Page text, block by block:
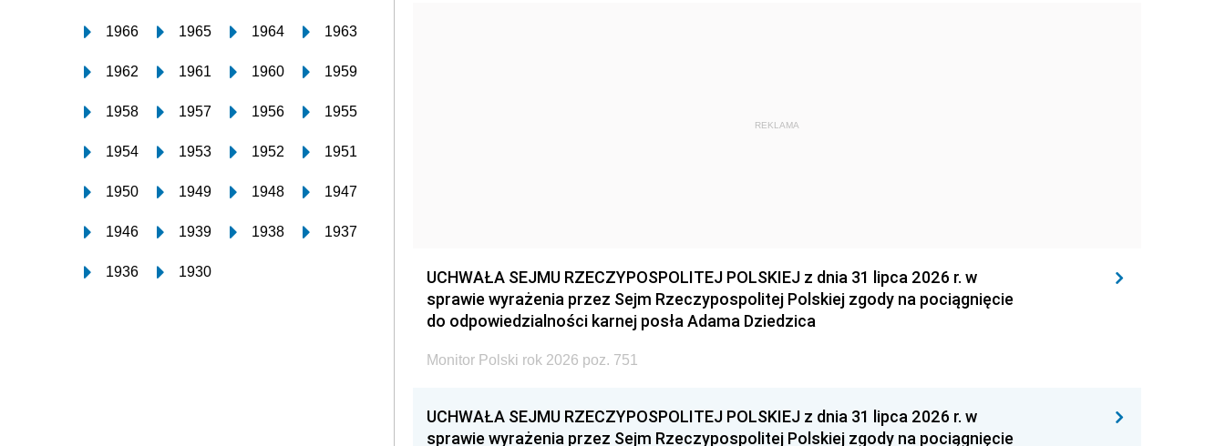
1966 1965 1964 1963
1962 1961 1960 1959
1958 1957 1956 1955
1954 1953 1952 1951
1950 1949 1948 1947
1946 1939 1938 1937
1936 1930
REKLAMA
UCHWAŁA SEJMU RZECZYPOSPOLITEJ POLSKIEJ z dnia 31 lipca 2026 r. w
sprawie wyrażenia przez Sejm Rzeczypospolitej Polskiej zgody na pociągnięcie
do odpowiedzialności karnej posła Adama Dziedzica
Monitor Polski rok 2026 poz. 751
UCHWAŁA SEJMU RZECZYPOSPOLITEJ POLSKIEJ z dnia 31 lipca 2026 r. w
sprawie wyrażenia przez Sejm Rzeczypospolitej Polskiej zgody na pociągnięcie